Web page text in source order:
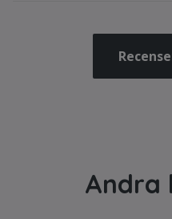
Andra